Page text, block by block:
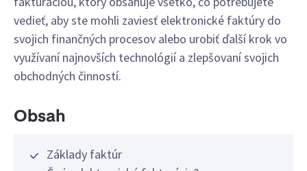
vedieť, aby ste mohli zaviesť elektronické faktúry do
svojich finančných procesov alebo urobiť ďalší krok vo
využívaní najnovších technológií a zlepšovaní svojich
obchodných činností.
Obsah
Základy faktúr